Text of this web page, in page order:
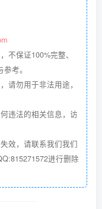
不保证100%完整、
考。
请勿用于非法用途，
违法的相关信息，访
效，请联系我们我们
进行删除